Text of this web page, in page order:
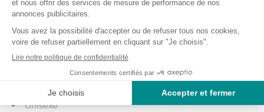
Caractéristiques de la grenouillère
Lavable à 90°C
67% coton, et 33% polyester Grand Teint
Plusieurs tailles au choix : T.34/36, T.38/40, T.42/44,
T.46/48, T.50/52, T.54/56 T.58/60, T.62/64 T.66/68
Unisexe